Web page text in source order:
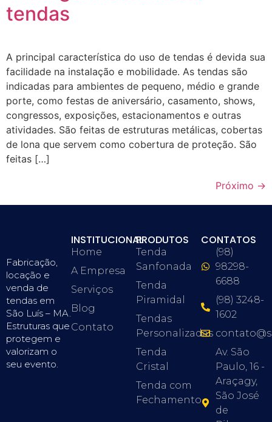
tendas
A principal característica do uso de tendas é devida sua
facilidade na instalação e mobilidade. As tendas são
indicadas para ambientes de pequeno, médio e grande
porte, como festas de aniversário, casamento, shows,
congressos, exposições, estacionamentos e outras
atividades. São feitas de estruturas metálicas, cobertas
de lona que servem como cobertura de proteção. São
feitas […]
Próximo →
Fabricação,
locação e
venda de
tendas em
São Luís – MA.
Estruturas que
protegem e
valorizam o
seu evento.
INSTITUCIONAL
Home
A Empresa
Serviços
Blog
Contato
PRODUTOS
Tenda
Sanfonada
Tenda
Piramidal
Tendas
Personalizadas
Tenda
Cristal
Tenda com
Fechamento
CONTATOS
(98)
98298-
6688
(98) 3248-
1602
Av. São
Paulo, 16 -
Araçagy,
São José
de